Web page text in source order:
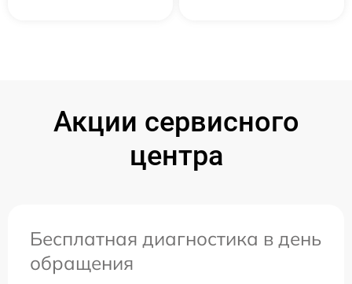
Акции сервисного
центра
Бесплатная диагностика в день
обращения